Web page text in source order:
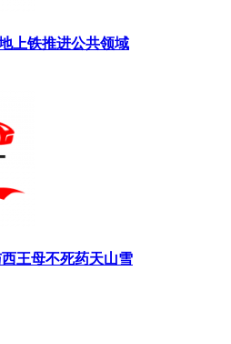
上铁推进公共领域
王母不死药天山雪